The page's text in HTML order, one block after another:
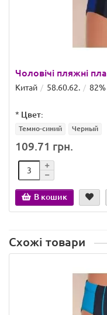
Чоловічі пляжні
Китай 58.60.62. 82%
* Цвет:
Темно-синий Черный
109.71 грн.
В кошик
Схожі товари